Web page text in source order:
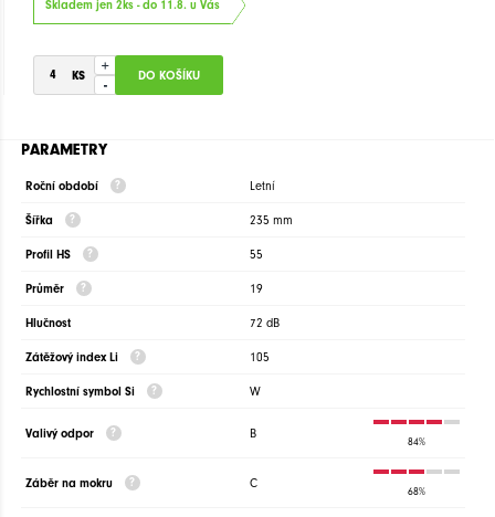
Skladem jen 2ks - do 11.8. u Vás
+
-
PARAMETRY
Roční období Letní
Šířka 235 mm
Profil HS 55
Průměr 19
Hlučnost 72 dB
Zátěžový index Li 105
Rychlostní symbol Si W
Valivý odpor B
84%
Záběr na mokru C
68%